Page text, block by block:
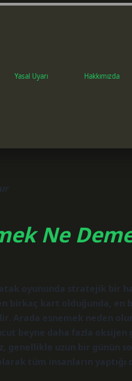
Yasal Uyarı Hakkımızda
Ne
oyununda stratejik bir
birkaç kart olduğunda,
Arada esnemek neden
beyne daha fazla
genellikle uzun bir günün
tüm insanların